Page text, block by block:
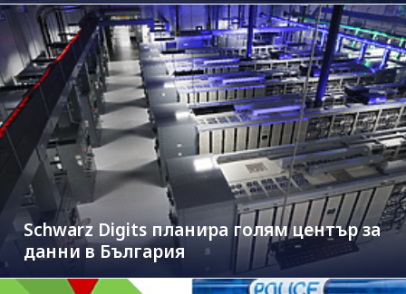
Schwarz Digits планира голям център за
данни в България